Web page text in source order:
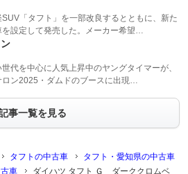
SUV「タフト」を一部改良するとともに、新た
を設定して発売した。メーカー希望…
代を中心に人気上昇中のヤングタイマーが、
ロン2025・ダムドのブースに出現…
事一覧を見る
タフトの中古車
タフト・愛知県の中古車
車
ダイハツ タフト Ｇ ダーククロムベ